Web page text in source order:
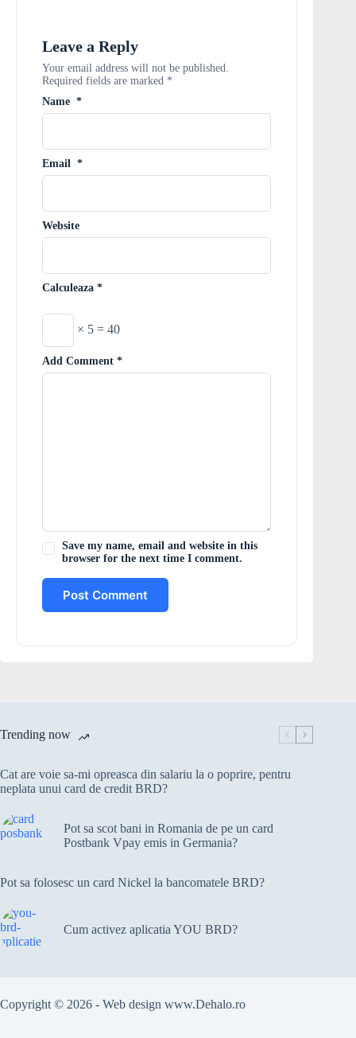
Leave a Reply
Your email address will not be published.
Required fields are marked *
Name *
Email *
Website
Calculeaza *
× 5 = 40
Add Comment *
Save my name, email and website in this
browser for the next time I comment.
Post Comment
Trending now
Cat are voie sa-mi opreasca din salariu la o poprire, pentru
neplata unui card de credit BRD?
Pot sa scot bani in Romania de pe un card
Postbank Vpay emis in Germania?
Pot sa folosesc un card Nickel la bancomatele BRD?
Cum activez aplicatia YOU BRD?
Copyright © 2026 - Web design www.Dehalo.ro